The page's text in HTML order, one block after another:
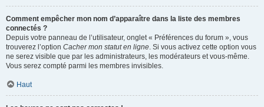
Comment empêcher mon nom d’apparaître dans la liste des membres
connectés ?
Depuis votre panneau de l’utilisateur, onglet « Préférences du forum », vous
trouverez l’option Cacher mon statut en ligne. Si vous activez cette option vous
ne serez visible que par les administrateurs, les modérateurs et vous-même.
Vous serez compté parmi les membres invisibles.
Haut